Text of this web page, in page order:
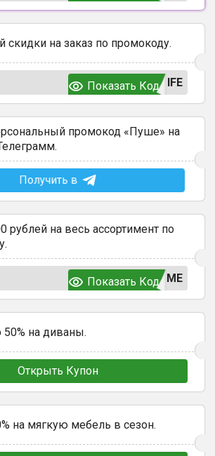
скидки на заказ по промокоду.
IFE
Показать Код
промокод «Пуше» на
Получить в
рублей на весь ассортимент по
ЬМЕ
Показать Код
на диваны.
Открыть Купон
на мягкую мебель в сезон.